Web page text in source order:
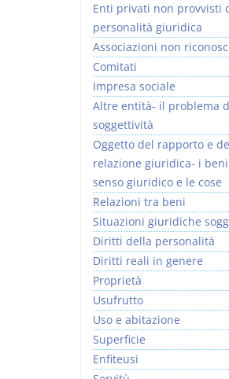
Enti privati non provvisti
personalità giuridica
Associazioni non
Comitati
Impresa sociale
Altre entità- il problema
soggettività
Oggetto del rapporto e
relazione giuridica- i
senso giuridico e le cose
Relazioni tra beni
Situazioni giuridiche
Diritti della personalità
Diritti reali in genere
Proprietà
Usufrutto
Uso e abitazione
Superficie
Enfiteusi
I Vincoli Preliminari
Versione ebook€ 4,19